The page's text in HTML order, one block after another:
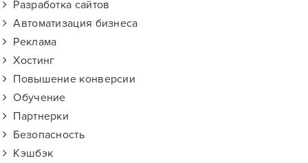
Разработка сайтов
Автоматизация бизнеса
Реклама
Хостинг
Повышение конверсии
Обучение
Партнерки
Безопасность
Кэшбэк